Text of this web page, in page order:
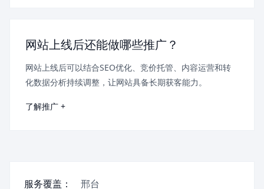
网站上线后还能做哪些推广？
网站上线后可以结合SEO优化、竞价托管、内容运营和转
化数据分析持续调整，让网站具备长期获客能力。
了解推广 +
服务覆盖： 邢台